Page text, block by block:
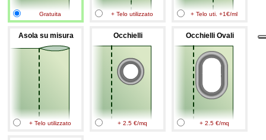
Gratuita + Telo utilizzato + Telo uti. +1€/ml
Asola su misura
+ Telo utilizzato
Occhielli
+ 2.5 €/mq
Occhielli Ovali
+ 2.5 €/mq